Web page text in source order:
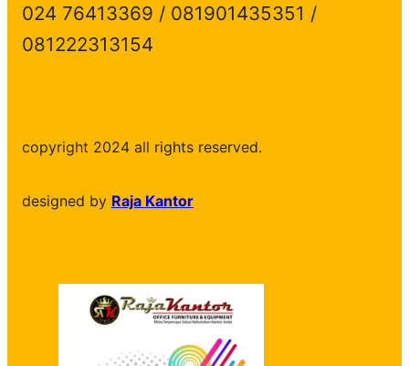
024 76413369 / 081901435351 /
081222313154
copyright 2024 all rights reserved.
designed by Raja Kantor